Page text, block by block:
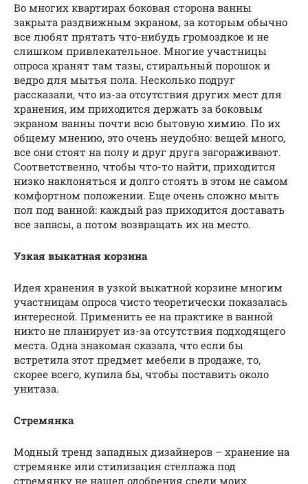
Во многих квартирах боковая сторона ванны
закрыта раздвижным экраном, за которым обычно
все любят прятать что-нибудь громоздкое и не
слишком привлекательное. Многие участницы
опроса хранят там тазы, стиральный порошок и
ведро для мытья пола. Несколько подруг
рассказали, что из-за отсутствия других мест для
хранения, им приходится держать за боковым
экраном ванны почти всю бытовую химию. По их
общему мнению, это очень неудобно: вещей много,
все они стоят на полу и друг друга загораживают.
Соответственно, чтобы что-то найти, приходится
низко наклоняться и долго стоять в этом не самом
комфортном положении. Еще очень сложно мыть
пол под ванной: каждый раз приходится доставать
все запасы, а потом возвращать их на место.
Узкая выкатная корзина
Идея хранения в узкой выкатной корзине многим
участницам опроса чисто теоретически показалась
интересной. Применить ее на практике в ванной
никто не планирует из-за отсутствия подходящего
места. Одна знакомая сказала, что если бы
встретила этот предмет мебели в продаже, то,
скорее всего, купила бы, чтобы поставить около
унитаза.
Стремянка
Модный тренд западных дизайнеров – хранение на
стремянке или стилизация стеллажа под
стремянку не нашел одобрения среди моих